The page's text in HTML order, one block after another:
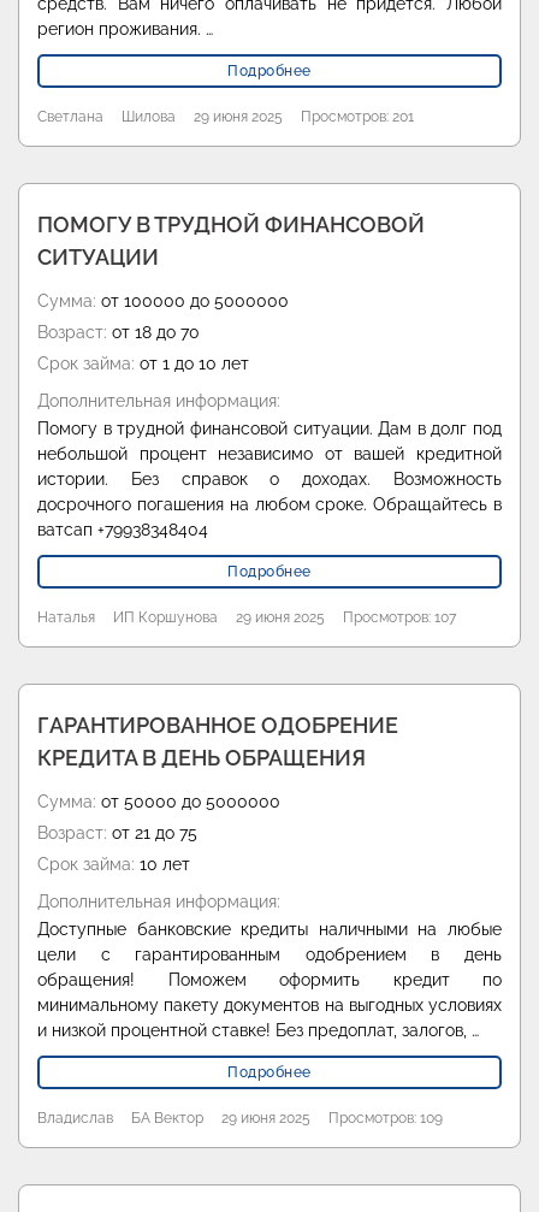
средств. Вам ничего оплачивать не придётся. Любой
регион проживания. …
Подробнее
Светлана Шилова 29 июня 2025 Просмотров: 201
ПОМОГУ В ТРУДНОЙ ФИНАНСОВОЙ
СИТУАЦИИ
Сумма: от 100000 до 5000000
Возраст: от 18 до 70
Срок займа: от 1 до 10 лет
Дополнительная информация:
Помогу в трудной финансовой ситуации. Дам в долг под
небольшой процент независимо от вашей кредитной
истории. Без справок о доходах. Возможность
досрочного погашения на любом сроке. Обращайтесь в
ватсап +79938348404
Подробнее
Наталья ИП Коршунова 29 июня 2025 Просмотров: 107
ГАРАНТИРОВАННОЕ ОДОБРЕНИЕ
КРЕДИТА В ДЕНЬ ОБРАЩЕНИЯ
Сумма: от 50000 до 5000000
Возраст: от 21 до 75
Срок займа: 10 лет
Дополнительная информация:
Доступные банковские кредиты наличными на любые
цели с гарантированным одобрением в день
обращения! Поможем оформить кредит по
минимальному пакету документов на выгодных условиях
и низкой процентной ставке! Без предоплат, залогов, …
Подробнее
Владислав БА Вектор 29 июня 2025 Просмотров: 109